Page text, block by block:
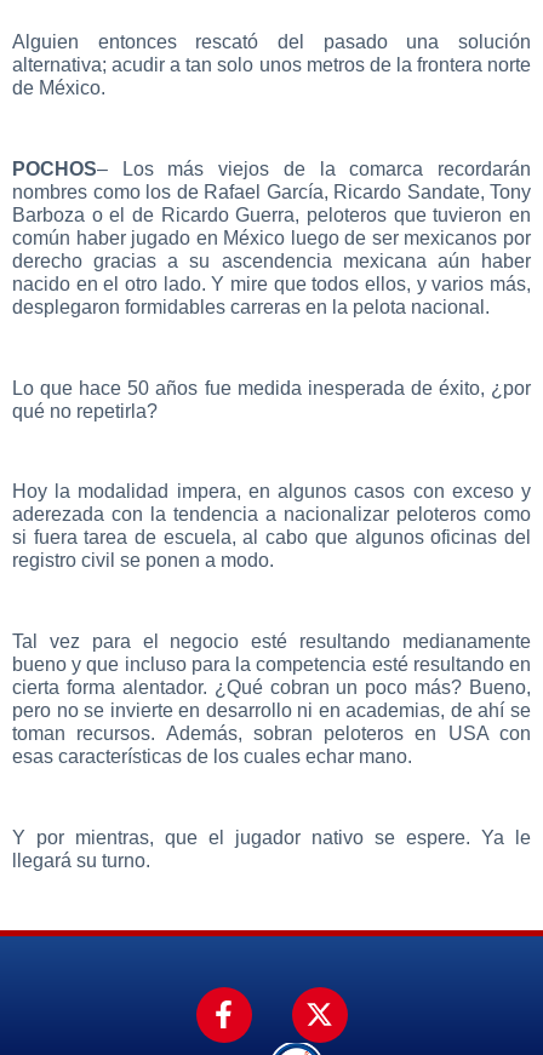
Alguien entonces rescató del pasado una solución
alternativa; acudir a tan solo unos metros de la frontera norte
de México.
POCHOS– Los más viejos de la comarca recordarán
nombres como los de Rafael García, Ricardo Sandate, Tony
Barboza o el de Ricardo Guerra, peloteros que tuvieron en
común haber jugado en México luego de ser mexicanos por
derecho gracias a su ascendencia mexicana aún haber
nacido en el otro lado. Y mire que todos ellos, y varios más,
desplegaron formidables carreras en la pelota nacional.
Lo que hace 50 años fue medida inesperada de éxito, ¿por
qué no repetirla?
Hoy la modalidad impera, en algunos casos con exceso y
aderezada con la tendencia a nacionalizar peloteros como
si fuera tarea de escuela, al cabo que algunos oficinas del
registro civil se ponen a modo.
Tal vez para el negocio esté resultando medianamente
bueno y que incluso para la competencia esté resultando en
cierta forma alentador. ¿Qué cobran un poco más? Bueno,
pero no se invierte en desarrollo ni en academias, de ahí se
toman recursos. Además, sobran peloteros en USA con
esas características de los cuales echar mano.
Y por mientras, que el jugador nativo se espere. Ya le
llegará su turno.